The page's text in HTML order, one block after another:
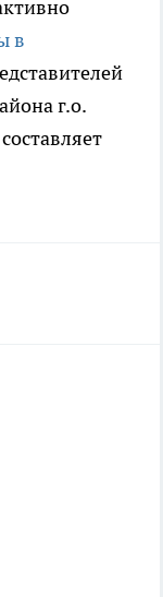
в
г.о.